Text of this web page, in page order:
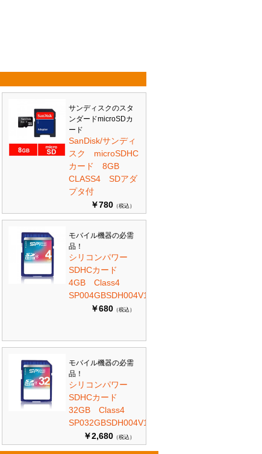
サンディスクのスタ
ンダードmicroSDカ
ード
SanDisk/サンディ
スク microSDHC
カード 8GB
CLASS4 SDアダ
プタ付
￥780 （税込）
モバイル機器の必需
品！
シリコンパワー
SDHCカード
4GB Class4
SP004GBSDH004V10
￥680 （税込）
モバイル機器の必需
品！
シリコンパワー
SDHCカード
32GB Class4
SP032GBSDH004V10
￥2,680 （税込）